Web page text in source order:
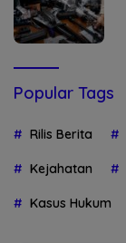
Popular Tags
Rilis Berita
Kejahatan
Kasus Hukum